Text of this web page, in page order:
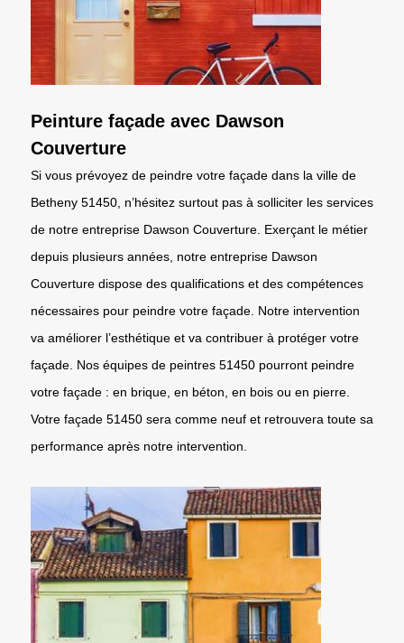
Peinture façade avec Dawson
Couverture
Si vous prévoyez de peindre votre façade dans la ville de
Betheny 51450, n’hésitez surtout pas à solliciter les services
de notre entreprise Dawson Couverture. Exerçant le métier
depuis plusieurs années, notre entreprise Dawson
Couverture dispose des qualifications et des compétences
nécessaires pour peindre votre façade. Notre intervention
va améliorer l’esthétique et va contribuer à protéger votre
façade. Nos équipes de peintres 51450 pourront peindre
votre façade : en brique, en béton, en bois ou en pierre.
Votre façade 51450 sera comme neuf et retrouvera toute sa
performance après notre intervention.